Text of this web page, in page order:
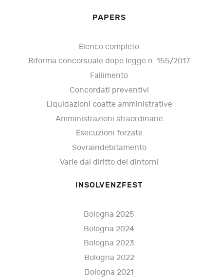
PAPERS
Elenco completo
Riforma concorsuale dopo legge n. 155/2017
Fallimento
Concordati preventivi
Liquidazioni coatte amministrative
Amministrazioni straordinarie
Esecuzioni forzate
Sovraindebitamento
Varie dal diritto dei dintorni
INSOLVENZFEST
Bologna 2025
Bologna 2024
Bologna 2023
Bologna 2022
Bologna 2021